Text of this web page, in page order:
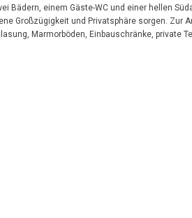
Bädern, einem Gäste-WC und einer hellen
Großzügigkeit und Privatsphäre sorgen. Zur
Marmorböden, Einbauschränke, private